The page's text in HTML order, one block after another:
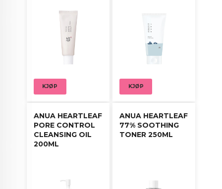
KJØP KJØP
ANUA HEARTLEAF
PORE CONTROL
CLEANSING OIL
200ML
ANUA HEARTLEAF
77% SOOTHING
TONER 250ML